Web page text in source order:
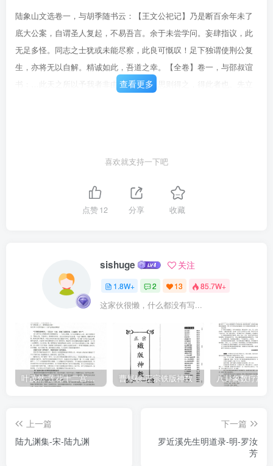
陆象山文选卷一，与胡季随书云：【王文公祀记】乃是断百余年未了
底大公案，自谓圣人复起，不易吾言。余于未尝学问。妄肆指议，此
无足多怪。同志之士犹或未能尽察，此良可慨叹！足下独谓使荆公复
生，亦将无以自解。精诚如此，吾道之幸。【全卷】卷一，与邵叔谊
书：…此天之所以予我者非由外铄我也。思则得之，得此者也。先立
柔足以有容，发强刚毅足以有执，其庄中正足以有敬，文理密察足以
有别，增加驯致，水渐木升，固月异而岁不同。然由蒙檗之生，而至
于枝叶扶疏，由源泉混混，而至于放乎四海，岂二物哉？【中庸】
亦无疑于夫子之道，然且谓为鲁，在柴愚师辟之间，素所蓄积又安敢
望颜子哉？曾之于颜，颜之于夫子，固自有次第，然而「江汉以濯
之，秋阳以暴之」，虽夫子不能逃于曾子矣。岂唯曾子哉？君子之
道，夫妇之愚不肖可以与之能行。唐周之时，康衢击壤之民，中林施
之夫，亦帝尧文王所不能逃也。故孟子曰：「人皆可以为尧舜」。病
其自暴自弃，则为之发四端曰：「人之有是而自谓不能者，自贼者
也：谓其君不能者，贼其君者也。」夫子曰：「一日克己复礼，天下
浮文异端转相荧惑，往圣话言涂为藩师。而为机变之巧者，又复魑魅
逐蜴其间。耻非其耻，而耻心亡矣。今谓之学问思辨，而于此不能深
切着明，依凭空言，傅着意见，曾疣益赘，助胜崇私，重其狷忿，长
查看更多
喜欢就支持一下吧
点赞12 分享 收藏
sishuge 关注
1.8W+ 2 13 85.7W+
这家伙很懒，什么都没有写...
叶茂然-莲花十二宫佛家奇门面授及答疑 曹展硕-正宗铁版神数
上一篇
陆九渊集-宋-陆九渊
下一篇
罗近溪先生明道录-明-罗汝
芳